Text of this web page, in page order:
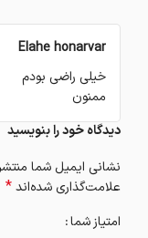
Elahe honarvar
خیلی راضی بودم
ممنون
دیدگاه خود را بنویسید
نشانی ایمیل شما
علامت‌گذاری شده‌اند*
امتیاز شما